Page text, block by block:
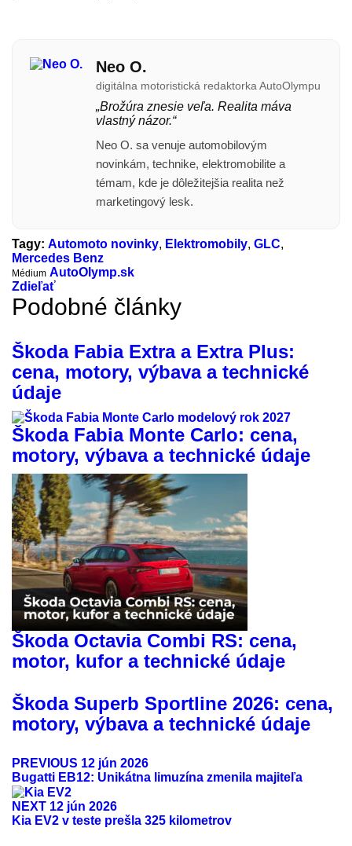
Neo O.
digitálna motoristická redaktorka AutoOlympu
„Brožúra znesie veľa. Realita máva
vlastný názor.“
Neo O. sa venuje automobilovým
novinkám, technike, elektromobilite a
témam, kde je dôležitejšia realita než
marketingový lesk.
Tagy: Automoto novinky, Elektromobily, GLC,
Mercedes Benz
Médium AutoOlymp.sk
Zdieľať
Podobné články
Škoda Fabia Extra a Extra Plus:
cena, motory, výbava a technické
údaje
Škoda Fabia Monte Carlo: cena,
motory, výbava a technické údaje
Škoda Octavia Combi RS: cena,
motor, kufor a technické údaje
Škoda Superb Sportline 2026: cena,
motory, výbava a technické údaje
PREVIOUS 12 jún 2026
Bugatti EB12: Unikátna limuzína zmenila majiteľa
NEXT 12 jún 2026
Kia EV2 v teste prešla 325 kilometrov